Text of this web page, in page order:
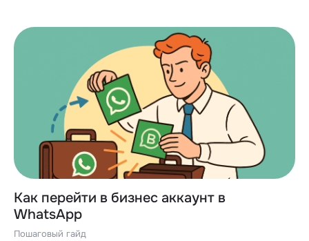
Как перейти в бизнес аккаунт в
WhatsApp
Пошаговый гайд